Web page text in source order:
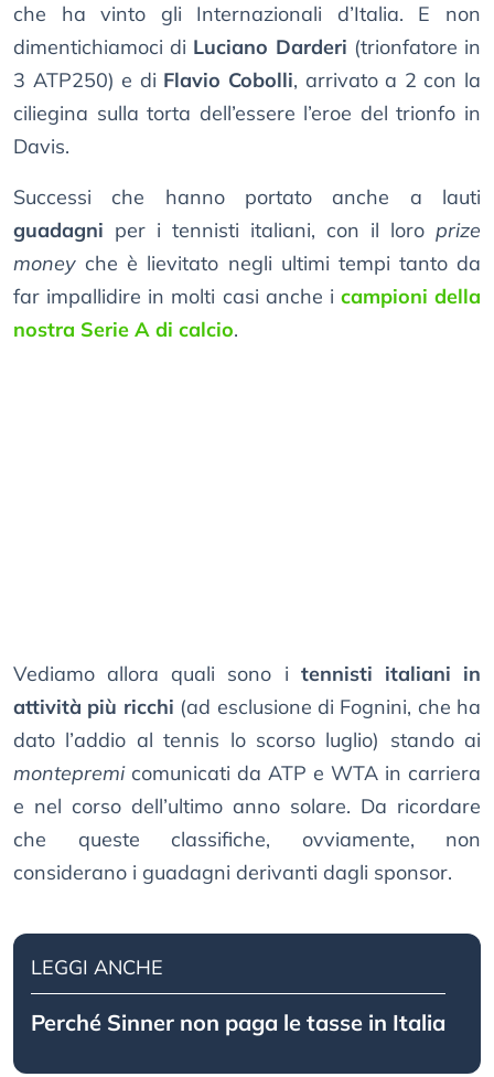
che ha vinto gli Internazionali d’Italia. E non
dimentichiamoci di Luciano Darderi (trionfatore in
3 ATP250) e di Flavio Cobolli, arrivato a 2 con la
ciliegina sulla torta dell’essere l’eroe del trionfo in
Davis.
Successi che hanno portato anche a lauti
guadagni per i tennisti italiani, con il loro prize
money che è lievitato negli ultimi tempi tanto da
far impallidire in molti casi anche i campioni della
nostra Serie A di calcio.
Vediamo allora quali sono i tennisti italiani in
attività più ricchi (ad esclusione di Fognini, che ha
dato l’addio al tennis lo scorso luglio) stando ai
montepremicomunicati da ATP e WTA in carriera
e nel corso dell’ultimo anno solare. Da ricordare
che queste classifiche, ovviamente, non
considerano i guadagni derivanti dagli sponsor.
LEGGI ANCHE
Perché Sinner non paga le tasse in Italia